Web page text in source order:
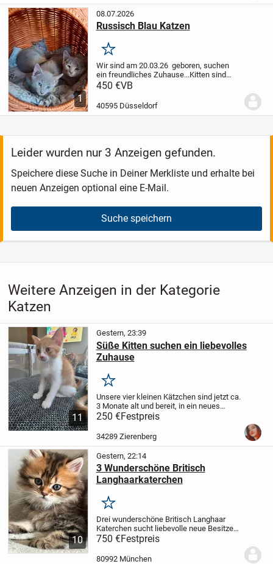
1
08.07.2026
Russisch Blau Katzen
Merken
Wir sind am 20.03.26 geboren, suchen
ein freundliches Zuhause...Kitten sind
entwurmt, geimpft, sozialisiert,
Elternteile sind Russisch Blau Rasse ,...
450 €VB
40595 Düsseldorf
Leider wurden nur 3 Anzeigen gefunden.
Speichere diese Suche in Deiner Merkliste und erhalte bei
neuen Anzeigen optional eine E-Mail.
Suche speichern
Weitere Anzeigen in der Kategorie
Katzen
11
Gestern, 23:39
Süße Kitten suchen ein liebevolles
Zuhause
Merken
Unsere vier kleinen Kätzchen sind jetzt ca.
3 Monate alt und bereit, in ein neues
Zuhause umzuziehen.
weibliches Kitten (orange-weiß mit
weißem Bauch – wie auf dem ersten
Bild)3 orange...
250 €Festpreis
34289 Zierenberg
10
Gestern, 22:14
3 Wunderschöne Britisch
Langhaarkaterchen
Merken
Drei wunderschöne Britisch Langhaar
Katerchen sucht liebevolle neue Besitzer!
Am 28.5.2025 haben drei männliche Kitten
das Licht der Welt erblickt.
eine reinrassige Britisch...
750 €Festpreis
80992 München